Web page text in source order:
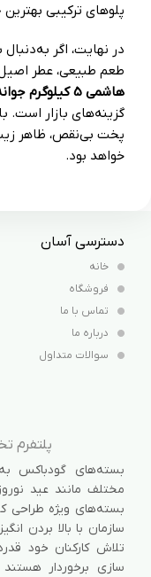
پلوهای ترکیبی
در نهایت، اگر
طعم طبیعی، عطر
هاشمی 5 کیلوگرم جوانه چین
گزینه‌های بازار است.
پخت بی‌نقص، ظاهر
خواهد بود.
دسترسی آسان
خانه
فروشگاه
تماس با ما
درباره ما
سوالات متداول
پلتفرم
بسته‌های گودباکس
مختلف مانند عید
بسته‌های ویژه طراحی
سازمان با بالا بردن
تلاش کارکنان خود
سازی برخوردار